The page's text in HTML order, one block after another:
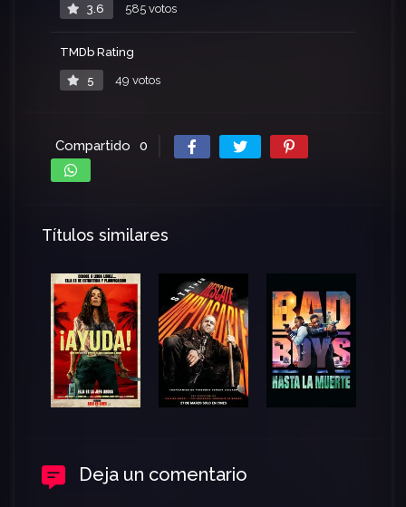
3.6 585 votos
TMDb Rating
5 49 votos
Compartido 0
Títulos similares
Deja un comentario